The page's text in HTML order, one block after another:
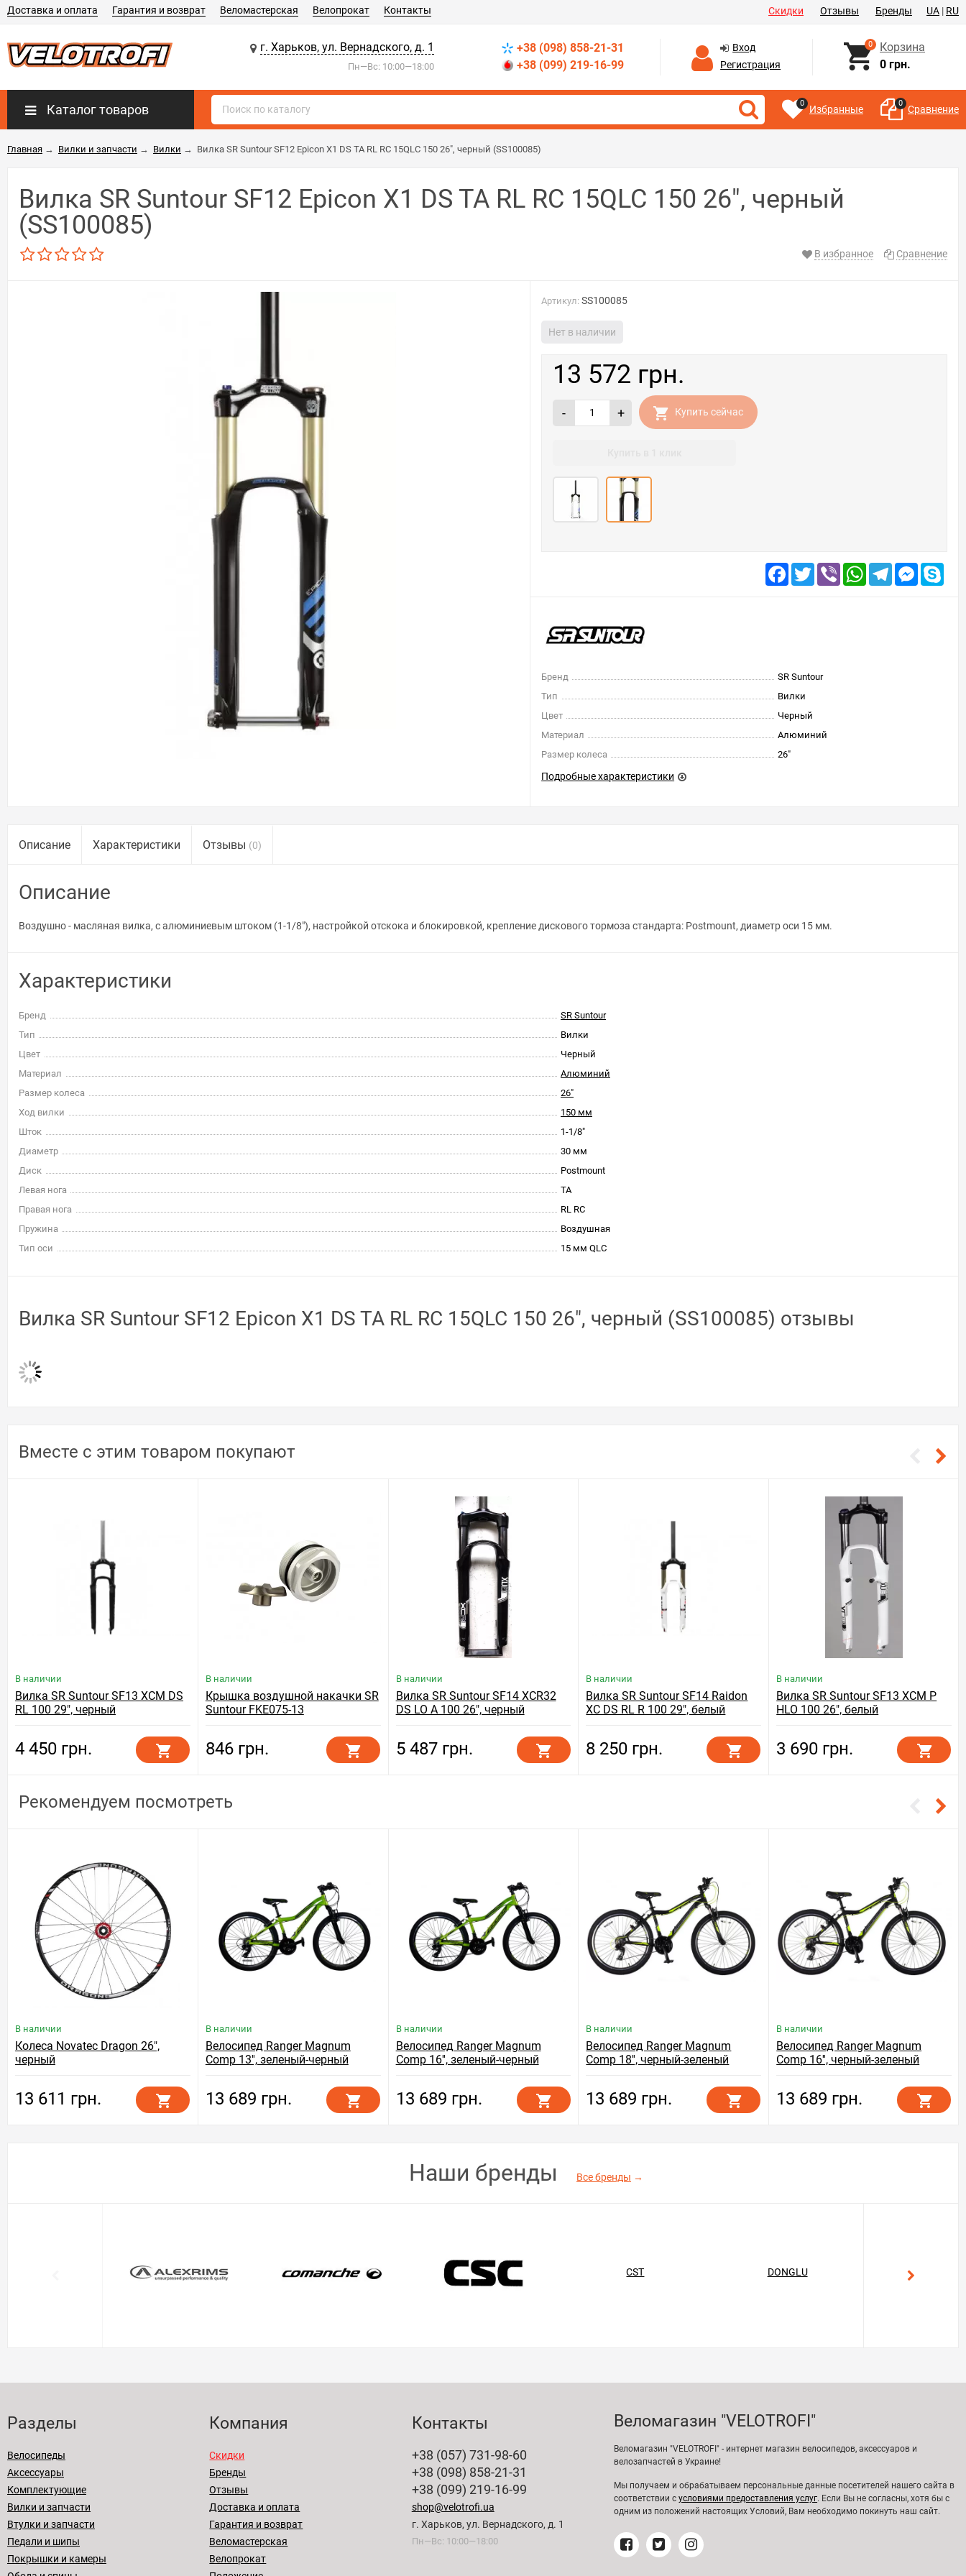
Скидки Отзывы Бренды UA | RU
Доставка и оплата Гарантия и возврат Веломастерская Велопрокат Контакты
г. Харьков, ул. Вернадского, д. 1
Пн—Вс: 10:00—18:00
+38 (098) 858-21-31
+38 (099) 219-16-99
Вход
Регистрация
0
Корзина
0 грн.
Каталог товаров 0 Избранные 0 Сравнение
Главная → Вилки и запчасти → Вилки → Вилка SR Suntour SF12 Epicon X1 DS TA RL RC 15QLC 150 26", черный (SS100085)
Вилка SR Suntour SF12 Epicon X1 DS TA RL RC 15QLC 150 26", черный
(SS100085)
В избранное Сравнение
Артикул: SS100085
Нет в наличии
13 572 грн.
- + Купить сейчас
Facebook
TwitterViber WhatsAppTelegram
Бренд
SR Suntour
Тип
Вилки
Цвет
Черный
Материал
Алюминий
Размер колеса
26"
Подробные характеристики
Описание Характеристики Отзывы (0)
Описание
Воздушно - масляная вилка, с алюминиевым штоком (1-1/8"), настройкой отскока и блокировкой, крепление дискового тормоза стандарта: Postmount, диаметр оси 15 мм.
Характеристики
Бренд
SR Suntour
Тип
Вилки
Цвет
Черный
Материал
Алюминий
Размер колеса
26"
Ход вилки
150 мм
Шток
1-1/8"
Диаметр
30 мм
Диск
Postmount
Левая нога
TA
Правая нога
RL RC
Пружина
Воздушная
Тип оси
15 мм QLC
Вилка SR Suntour SF12 Epicon X1 DS TA RL RC 15QLC 150 26", черный (SS100085) отзывы
Вместе с этим товаром покупают
В наличии
Вилка SR Suntour SF13 XCM DS
RL 100 29", черный
4 450 грн.
В наличии
Крышка воздушной накачки SR
Suntour FKE075-13
846 грн.
В наличии
Вилка SR Suntour SF14 XCR32
DS LO A 100 26", черный
5 487 грн.
В наличии
Вилка SR Suntour SF14 Raidon
XC DS RL R 100 29", белый
8 250 грн.
В наличии
Вилка SR Suntour SF13 XCM P
HLO 100 26", белый
3 690 грн.
Рекомендуем посмотреть
В наличии
Колеса Novatec Dragon 26",
черный
13 611 грн.
В наличии
Велосипед Ranger Magnum
Comp 13'', зеленый-черный
13 689 грн.
В наличии
Велосипед Ranger Magnum
Comp 16'', зеленый-черный
13 689 грн.
В наличии
Велосипед Ranger Magnum
Comp 18'', черный-зеленый
13 689 грн.
В наличии
Велосипед Ranger Magnum
Comp 16'', черный-зеленый
13 689 грн.
Наши бренды Все бренды →
CST DONGLU
Разделы
Велосипеды
Аксессуары
Комплектующие
Вилки и запчасти
Втулки и запчасти
Педали и шипы
Покрышки и камеры
Компания
Скидки
Бренды
Отзывы
Доставка и оплата
Гарантия и возврат
Веломастерская
Велопрокат
Контакты
+38 (057) 731-98-60
+38 (098) 858-21-31
+38 (099) 219-16-99
shop@velotrofi.ua
г. Харьков, ул. Вернадского, д. 1
Пн—Вс: 10:00—18:00
Веломагазин "VELOTROFI"
Веломагазин "VELOTROFI" - интернет магазин велосипедов, аксессуаров и
велозапчастей в Украине!
Мы получаем и обрабатываем персональные данные посетителей нашего сайта в
соответствии сусловиями предоставления услуг. Если Вы не согласны, хотя бы с
одним из положений настоящих Условий, Вам необходимо покинуть наш сайт.